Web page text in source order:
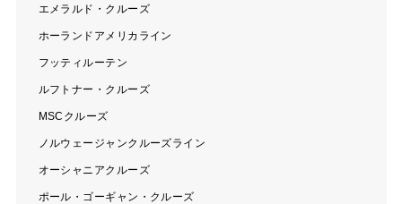
エメラルド・クルーズ
ホーランドアメリカライン
フッティルーテン
ルフトナー・クルーズ
MSCクルーズ
ノルウェージャンクルーズライン
オーシャニアクルーズ
ポール・ゴーギャン・クルーズ